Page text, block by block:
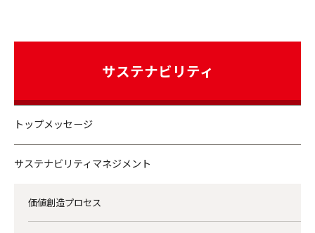
サステナビリティ
トップメッセージ
サステナビリティマネジメント
価値創造プロセス